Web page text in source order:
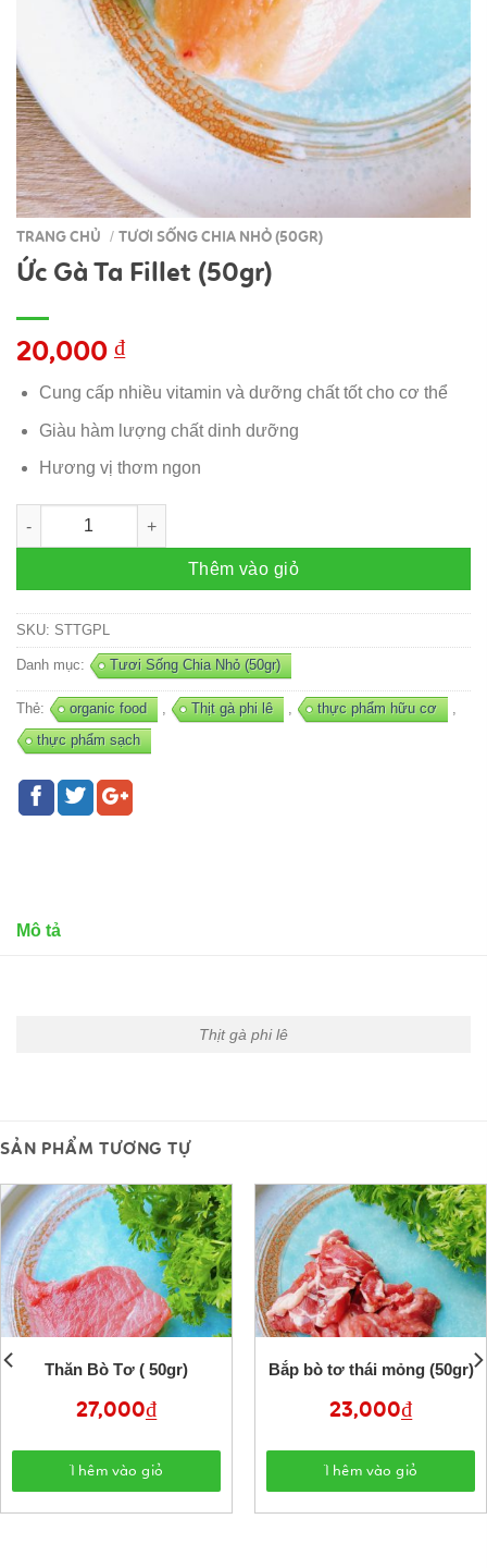
TRANG CHỦ / TƯƠI SỐNG CHIA NHỎ (50GR)
Ức Gà Ta Fillet (50gr)
20,000 ₫
Cung cấp nhiều vitamin và dưỡng chất tốt cho cơ thể
Giàu hàm lượng chất dinh dưỡng
Hương vị thơm ngon
Ức Gà Ta Fillet (50gr) số lượng
Thêm vào giỏ
SKU: STTGPL
Danh mục: Tươi Sống Chia Nhỏ (50gr)
Thẻ: organic food Thịt gà phi lê thực phẩm hữu cơ
thực phẩm sạch
Mô tả
Thịt gà phi lê
SẢN PHẨM TƯƠNG TỰ
Thăn Bò Tơ ( 50gr)
27,000₫
Thêm vào giỏ
Bắp bò tơ thái mỏng (50gr)
23,000₫
Thêm vào giỏ